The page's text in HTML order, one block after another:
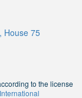
House 75
to the license